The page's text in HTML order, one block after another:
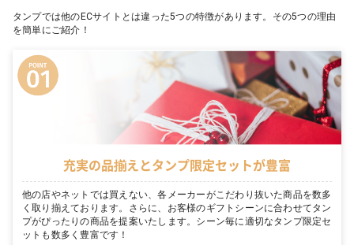
タンプでは他のECサイトとは違った5つの特徴があります。その5つの理由
を簡単にご紹介！
充実の品揃えとタンプ限定セットが豊富
他の店やネットでは買えない、各メーカーがこだわり抜いた商品を数多
く取り揃えております。さらに、お客様のギフトシーンに合わせてタン
プがぴったりの商品を提案いたします。シーン毎に適切なタンプ限定セ
ットも数多く豊富です！